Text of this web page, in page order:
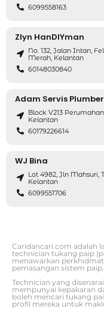
6099558163
Zlyn HanDIYman
No. 132, Jalan Intan,
Merah, Kelantan
60148030840
Adam Servis Plumber
Block V213
Kelantan
60179226614
WJ Bina
Lot 4982, Jln Mahsuri,
Kelantan
6099551706
Caridancari.com adalah
technician tukang paip
menawarkan
pemasangan sistem paip.
Technician yang
mempunyai kepakaran
boleh mencari tukang
profil mereka untuk